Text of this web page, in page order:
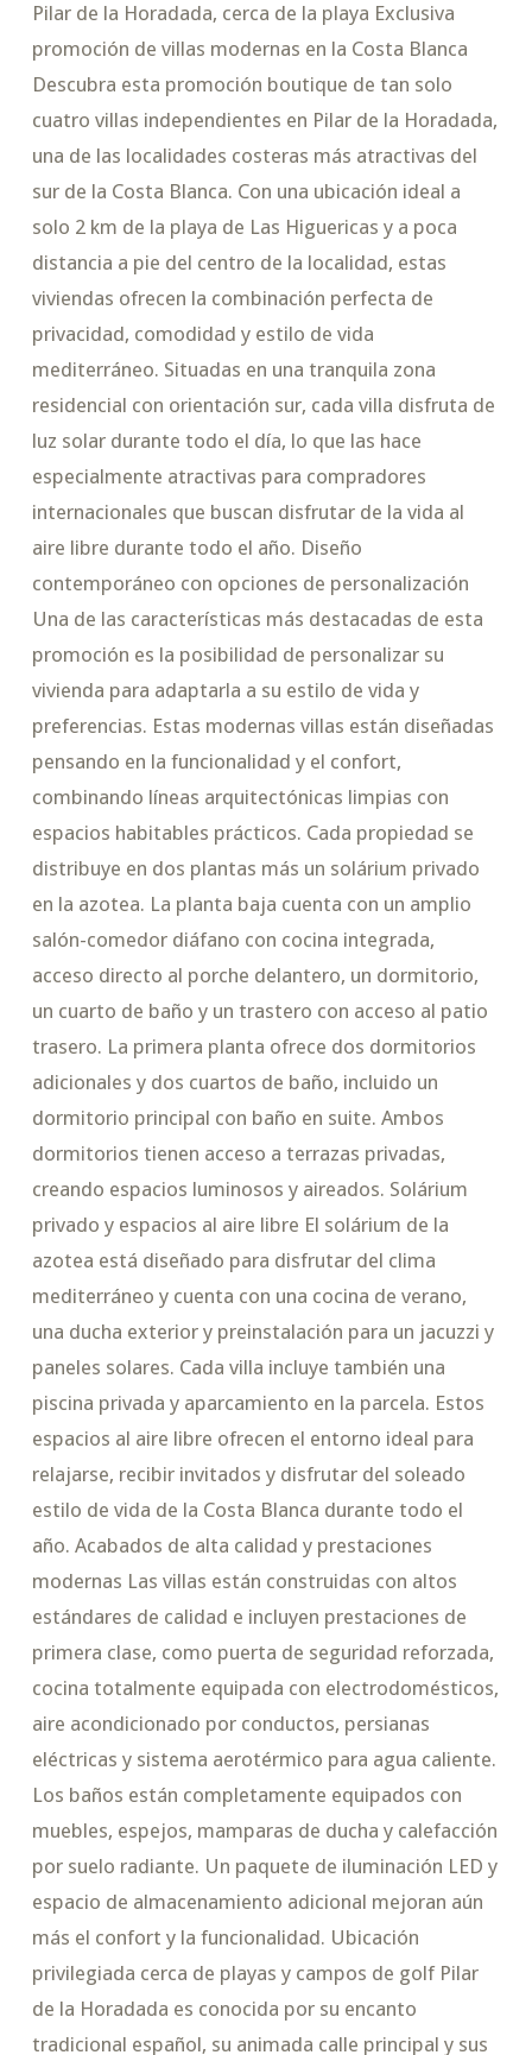
Pilar de la Horadada, cerca de la playa Exclusiva
promoción de villas modernas en la Costa Blanca
Descubra esta promoción boutique de tan solo
cuatro villas independientes en Pilar de la Horadada,
una de las localidades costeras más atractivas del
sur de la Costa Blanca. Con una ubicación ideal a
solo 2 km de la playa de Las Higuericas y a poca
distancia a pie del centro de la localidad, estas
viviendas ofrecen la combinación perfecta de
privacidad, comodidad y estilo de vida
mediterráneo. Situadas en una tranquila zona
residencial con orientación sur, cada villa disfruta de
luz solar durante todo el día, lo que las hace
especialmente atractivas para compradores
internacionales que buscan disfrutar de la vida al
aire libre durante todo el año. Diseño
contemporáneo con opciones de personalización
Una de las características más destacadas de esta
promoción es la posibilidad de personalizar su
vivienda para adaptarla a su estilo de vida y
preferencias. Estas modernas villas están diseñadas
pensando en la funcionalidad y el confort,
combinando líneas arquitectónicas limpias con
espacios habitables prácticos. Cada propiedad se
distribuye en dos plantas más un solárium privado
en la azotea. La planta baja cuenta con un amplio
salón-comedor diáfano con cocina integrada,
acceso directo al porche delantero, un dormitorio,
un cuarto de baño y un trastero con acceso al patio
trasero. La primera planta ofrece dos dormitorios
adicionales y dos cuartos de baño, incluido un
dormitorio principal con baño en suite. Ambos
dormitorios tienen acceso a terrazas privadas,
creando espacios luminosos y aireados. Solárium
privado y espacios al aire libre El solárium de la
azotea está diseñado para disfrutar del clima
mediterráneo y cuenta con una cocina de verano,
una ducha exterior y preinstalación para un jacuzzi y
paneles solares. Cada villa incluye también una
piscina privada y aparcamiento en la parcela. Estos
espacios al aire libre ofrecen el entorno ideal para
relajarse, recibir invitados y disfrutar del soleado
estilo de vida de la Costa Blanca durante todo el
año. Acabados de alta calidad y prestaciones
modernas Las villas están construidas con altos
estándares de calidad e incluyen prestaciones de
primera clase, como puerta de seguridad reforzada,
cocina totalmente equipada con electrodomésticos,
aire acondicionado por conductos, persianas
eléctricas y sistema aerotérmico para agua caliente.
Los baños están completamente equipados con
muebles, espejos, mamparas de ducha y calefacción
por suelo radiante. Un paquete de iluminación LED y
espacio de almacenamiento adicional mejoran aún
más el confort y la funcionalidad. Ubicación
privilegiada cerca de playas y campos de golf Pilar
de la Horadada es conocida por su encanto
tradicional español, su animada calle principal y sus